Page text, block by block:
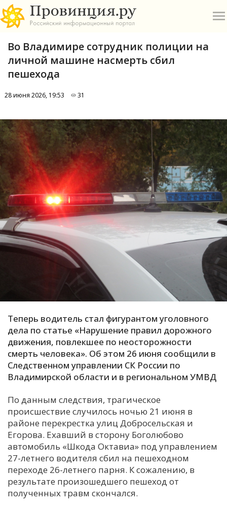
А
Б
В
Е
И
Н
П
Р
Т
У
Х
Я
Во Владимире сотрудник полиции на
личной машине насмерть сбил
пешехода
28 июня 2026, 19:53 31
Теперь водитель стал фигурантом уголовного
дела по статье «Нарушение правил дорожного
движения, повлекшее по неосторожности
смерть человека». Об этом 26 июня сообщили в
Следственном управлении СК России по
Владимирской области и в региональном УМВД
По данным следствия, трагическое
происшествие случилось ночью 21 июня в
районе перекрестка улиц Добросельская и
Егорова. Ехавший в сторону Боголюбово
автомобиль «Шкода Октавиа» под управлением
27-летнего водителя сбил на пешеходном
переходе 26-летнего парня. К сожалению, в
результате произошедшего пешеход от
полученных травм скончался.